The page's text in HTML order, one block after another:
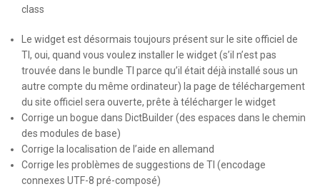
class
Le widget est désormais toujours présent sur le site officiel de
TI, oui, quand vous voulez installer le widget (s’il n’est pas
trouvée dans le bundle TI parce qu’il était déjà installé sous un
autre compte du même ordinateur) la page de téléchargement
du site officiel sera ouverte, prête à télécharger le widget
Corrige un bogue dans DictBuilder (des espaces dans le chemin
des modules de base)
Corrige la localisation de l’aide en allemand
Corrige les problèmes de suggestions de TI (encodage
connexes UTF-8 pré-composé)